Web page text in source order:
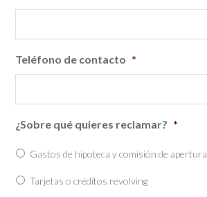
Teléfono de contacto *
¿Sobre qué quieres reclamar? *
Gastos de hipoteca y comisión de apertura
Tarjetas o créditos revolving